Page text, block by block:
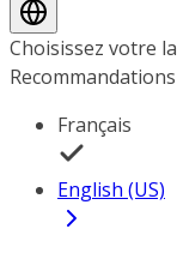
Choisissez votre
Français
English (US)